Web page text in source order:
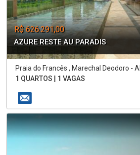
R$ 626.291,00
AZURE RESTE AU PARADIS
Praia do Francês , Marechal Deodoro - AL
1 QUARTOS | 1 VAGAS